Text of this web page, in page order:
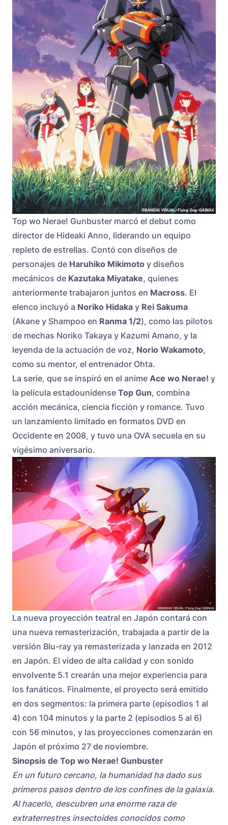
Top wo Nerae! Gunbuster marcó el debut como
director de Hideaki Anno, liderando un equipo
repleto de estrellas. Contó con diseños de
personajes de Haruhiko Mikimoto y diseños
mecánicos de Kazutaka Miyatake, quienes
anteriormente trabajaron juntos en Macross. El
elenco incluyó a Noriko Hidaka y Rei Sakuma
(Akane y Shampoo en Ranma 1/2), como las pilotos
de mechas Noriko Takaya y Kazumi Amano, y la
leyenda de la actuación de voz, Norio Wakamoto,
como su mentor, el entrenador Ohta.
La serie, que se inspiró en el anime Ace wo Nerae! y
la película estadounidense Top Gun, combina
acción mecánica, ciencia ficción y romance. Tuvo
un lanzamiento limitado en formatos DVD en
Occidente en 2008, y tuvo una OVA secuela en su
vigésimo aniversario.
La nueva proyección teatral en Japón contará con
una nueva remasterización, trabajada a partir de la
versión Blu-ray ya remasterizada y lanzada en 2012
en Japón. El video de alta calidad y con sonido
envolvente 5.1 crearán una mejor experiencia para
los fanáticos. Finalmente, el proyecto será emitido
en dos segmentos: la primera parte (episodios 1 al
4) con 104 minutos y la parte 2 (episodios 5 al 6)
con 56 minutos, y las proyecciones comenzarán en
Japón el próximo 27 de noviembre.
Sinopsis de Top wo Nerae! Gunbuster
En un futuro cercano, la humanidad ha dado sus
primeros pasos dentro de los confines de la galaxia.
Al hacerlo, descubren una enorme raza de
extraterrestres insectoides conocidos como